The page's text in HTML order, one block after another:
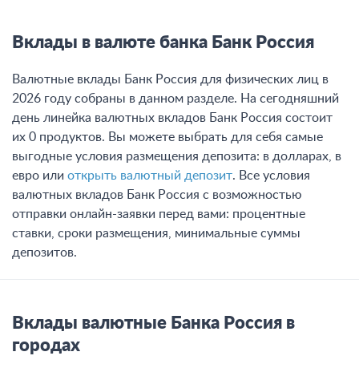
Вклады в валюте банка Банк Россия
Валютные вклады Банк Россия для физических лиц в
2026 году собраны в данном разделе. На сегодняшний
день линейка валютных вкладов Банк Россия состоит
их 0 продуктов. Вы можете выбрать для себя самые
выгодные условия размещения депозита: в долларах, в
евро или открыть валютный депозит. Все условия
валютных вкладов Банк Россия с возможностью
отправки онлайн-заявки перед вами: процентные
ставки, сроки размещения, минимальные суммы
депозитов.
Вклады валютные Банка Россия в
городах